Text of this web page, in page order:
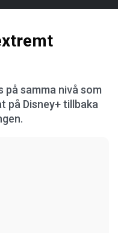
på samma nivå som
på Disney+ tillbaka